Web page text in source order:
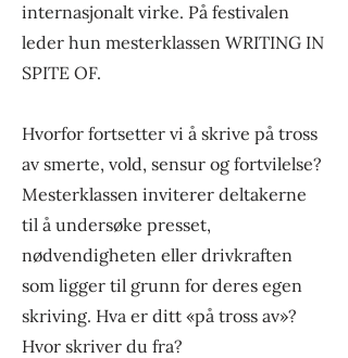
internasjonalt virke. På festivalen
leder hun mesterklassen WRITING IN
SPITE OF.
Hvorfor fortsetter vi å skrive på tross
av smerte, vold, sensur og fortvilelse?
Mesterklassen inviterer deltakerne
til å undersøke presset,
nødvendigheten eller drivkraften
som ligger til grunn for deres egen
skriving. Hva er ditt «på tross av»?
Hvor skriver du fra?